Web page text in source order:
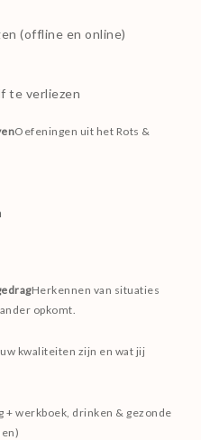
(offline en online)
te verliezen
Oefeningen uit het Rots &
Herkennen van situaties
opkomt.
kwaliteiten zijn en wat jij
+ werkboek, drinken & gezonde